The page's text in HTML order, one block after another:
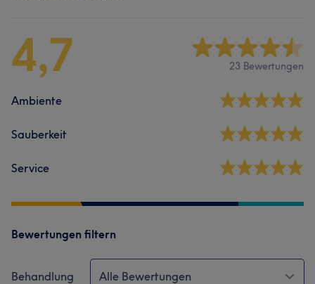
4,7 23 Bewertungen
Ambiente
Sauberkeit
Service
Bewertungen filtern
Behandlung Alle Bewertungen